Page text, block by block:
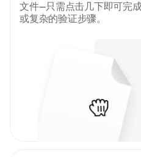
文件--只需点击几下即可完
或复杂的验证步骤。